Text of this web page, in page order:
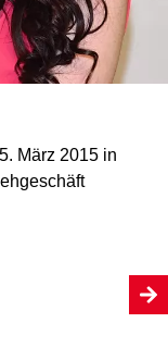
März 2015 in